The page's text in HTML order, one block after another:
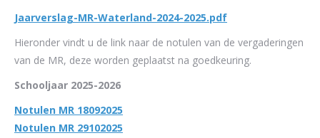
Jaarverslag-MR-Waterland-2024-2025.pdf
Hieronder vindt u de link naar de notulen van de vergaderingen
van de MR, deze worden geplaatst na goedkeuring.
Schooljaar 2025-2026
Notulen MR 18092025
Notulen MR 29102025